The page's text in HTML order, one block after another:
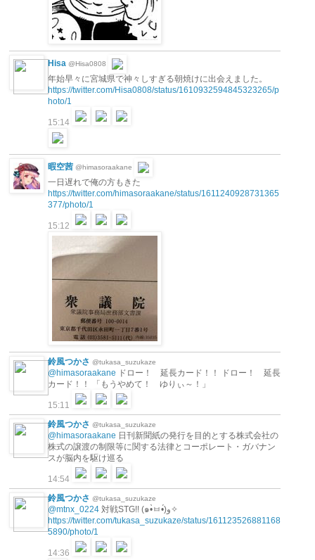
Hisa @Hisa0808
年始早々に宮城県で神々しすぎる朝焼けに出会えました。
https://twitter.com/Hisa0808/status/1610932594845323265/p
hoto/1
15:14
暇空茜 @himasoraakane
一日遅れで俺の方もきた
https://twitter.com/himasoraakane/status/1611240928731365
377/photo/1
15:12
鈴風つかさ @tukasa_suzukaze
@himasoraakane ドロー！ 延長カード！！ ドロー！ 延長
カード！！ 「もうやめて！ ゆりぃ～！」
15:11
鈴風つかさ @tukasa_suzukaze
@himasoraakane 日刊新聞紙の発行を目的とする株式会社の
株式の譲渡の制限等に関する法律とコーポレート・ガバナン
スが脳内を駆け巡る
14:54
鈴風つかさ @tukasa_suzukaze
@mtnx_0224
対戦STG!! (๑•̀ㅂ•́)و✧
https://twitter.com/tukasa_suzukaze/status/161123526881168
5890/photo/1
14:36